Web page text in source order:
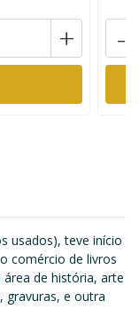
+ -
usados), teve início
comércio de livros
de história, arte
gravuras, e outra